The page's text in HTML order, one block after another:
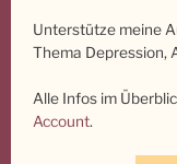
Unterstütze meine
Thema Depression,
Alle Infos im
Account.